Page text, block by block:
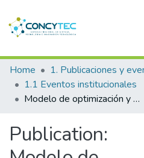
Communities & Collections
Research Outputs
People
Home
1.1 Eventos institucionales
Modelo de optimización y metaheurística para localizar centros de distribución de productos y su transporte usando ruteo de vehículos abierto en una red logística
Publication: